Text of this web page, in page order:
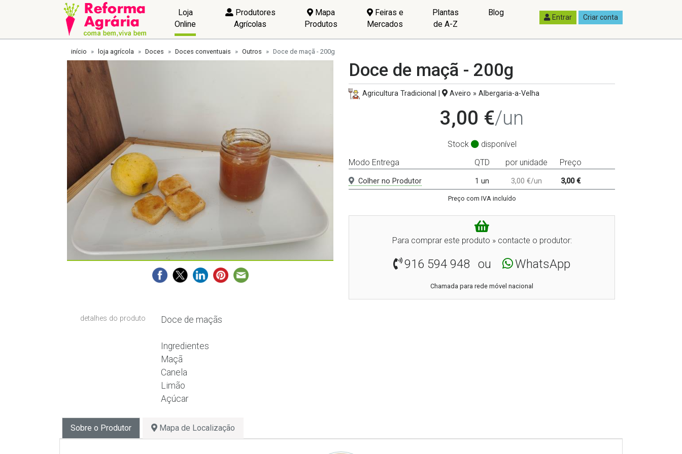
Loja
Online
Produtores
Agrícolas
Mapa
Produtos
Feiras e
Mercados
Plantas
de A-Z
Blog Entrar Criar conta
início loja agrícola Doces Doces conventuais Outros Doce de maçã - 200g
Doce de maçã - 200g
Agricultura Tradicional | Aveiro » Albergaria-a-Velha
3,00 €/un
Stock
disponível
Modo Entrega
QTD por unidade Preço
Colher no Produtor 1 un 3,00 €/un 3,00 €
Preço com IVA incluído
Para comprar este produto » contacte o produtor:
916 594 948 ou WhatsApp
Chamada para rede móvel nacional
detalhes do produto Doce de maçãs
Ingredientes
Maçã
Canela
Limão
Açúcar
Sobre o Produtor Mapa de Localização